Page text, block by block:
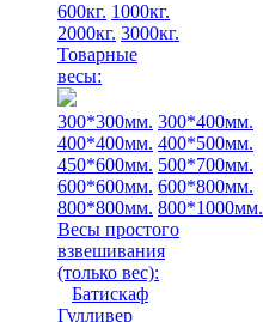
600кг. 1000кг.
2000кг. 3000кг.
Товарные
весы:
300*300мм. 300*400мм.
400*400мм. 400*500мм.
450*600мм. 500*700мм.
600*600мм. 600*800мм.
800*800мм. 800*1000мм.
Весы простого
взвешивания
(только вес):
Батискаф
Гулливер